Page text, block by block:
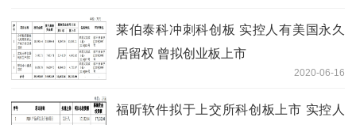
莱伯泰科冲刺科创板 实控人有美国永久
居留权 曾拟创业板上市
2020-06-16
福昕软件拟于上交所科创板上市 实控人